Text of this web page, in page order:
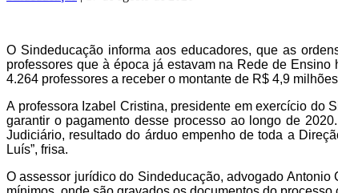
O Sindeducação informa aos educadores, que as
professores que à época já estavam na Rede de
4.264 professores a receber o montante de R$ 4,9
A professora Izabel Cristina, presidente em exercício do
garantir o pagamento desse processo ao longo de
Judiciário, resultado do árduo empenho de toda a
Luís”, frisa.
O assessor jurídico do Sindeducação, advogado Antonio